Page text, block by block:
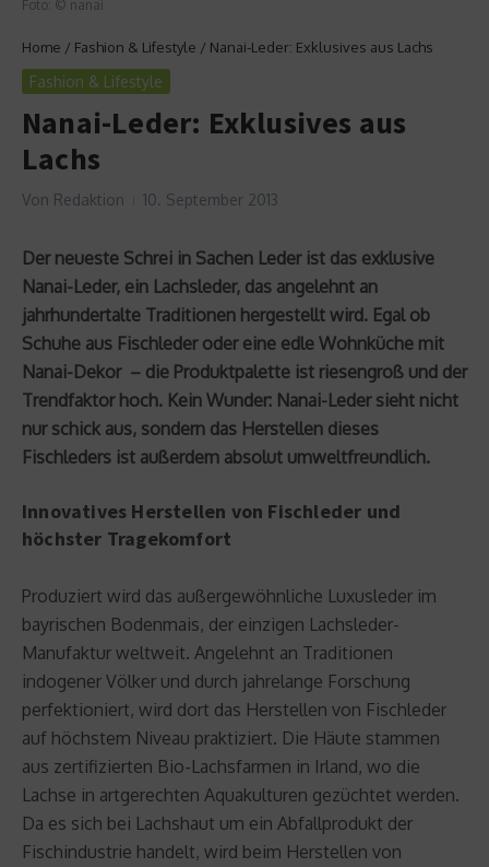
Foto: © nanai
Home / Fashion & Lifestyle / Nanai-Leder: Exklusives aus Lachs
Fashion & Lifestyle
Nanai-Leder: Exklusives aus
Lachs
Von Redaktion 10. September 2013
Der neueste Schrei in Sachen Leder ist das exklusive
Nanai-Leder, ein Lachsleder, das angelehnt an
jahrhundertalte Traditionen hergestellt wird. Egal ob
Schuhe aus Fischleder oder eine edle Wohnküche mit
Nanai-Dekor – die Produktpalette ist riesengroß und der
Trendfaktor hoch. Kein Wunder: Nanai-Leder sieht nicht
nur schick aus, sondern das Herstellen dieses
Fischleders ist außerdem absolut umweltfreundlich.
Innovatives Herstellen von Fischleder und
höchster Tragekomfort
Produziert wird das außergewöhnliche Luxusleder im
bayrischen Bodenmais, der einzigen Lachsleder-
Manufaktur weltweit. Angelehnt an Traditionen
indogener Völker und durch jahrelange Forschung
perfektioniert, wird dort das Herstellen von Fischleder
auf höchstem Niveau praktiziert. Die Häute stammen
aus zertifizierten Bio-Lachsfarmen in Irland, wo die
Lachse in artgerechten Aquakulturen gezüchtet werden.
Da es sich bei Lachshaut um ein Abfallprodukt der
Fischindustrie handelt, wird beim Herstellen von